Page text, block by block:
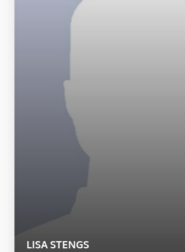
LISA STENGS